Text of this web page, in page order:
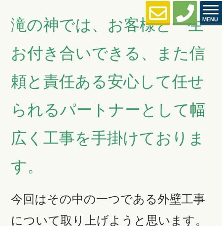
MENU
滝の神では、お客様と一生
お付き合いできる、また信
頼と責任ある安心して任せ
られるパートナーとして幅
広く工事を手掛けておりま
す。
今回はその中の一つである外壁工事
について取り上げようと思います。